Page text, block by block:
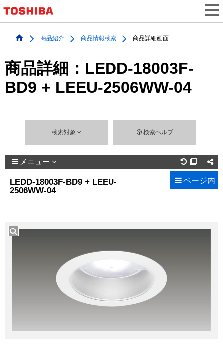
商品紹介 商品情報検索 商品詳細画面
商品詳細：LEDD-18003F-
BD9 + LEEU-2506WW-04
検索対象 検索ヘルプ
メニュー 
LEDD-18003F-BD9 + LEEU-
2506WW-04
ページ内